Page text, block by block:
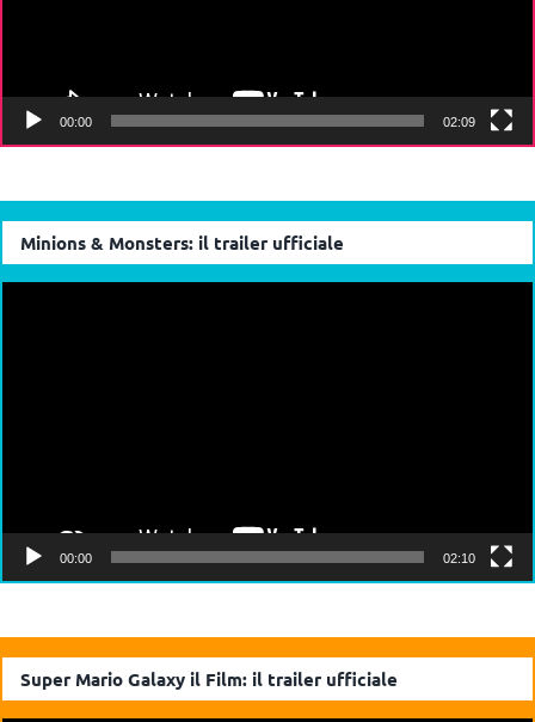
00:00 02:09
Minions & Monsters: il trailer ufficiale
00:00 02:10
Super Mario Galaxy il Film: il trailer ufficiale